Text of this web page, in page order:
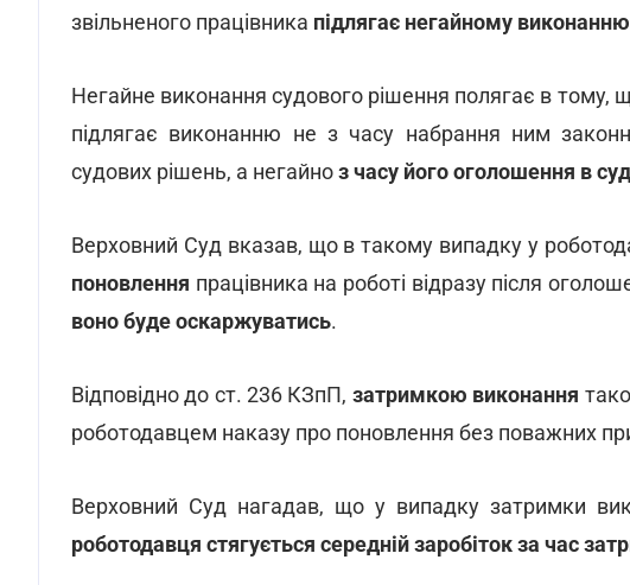
звільненого працівника підлягає негайному виконанню
Негайне виконання судового рішення полягає в тому,
підлягає виконанню не з часу набрання ним
судових рішень, а негайноз часу його оголошення в
Верховний Суд вказав, що в такому випадку у
поновлення працівника на роботі відразу після
воно буде оскаржуватись.
Відповідно до ст. 236 КЗпП, затримкою виконання
роботодавцем наказу про поновлення без поважних
Верховний Суд нагадав, що у випадку затримки
роботодавця стягується середній заробіток за час